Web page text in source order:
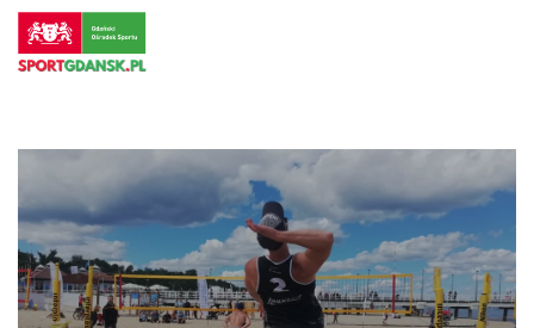
do
treści
Przejdź
do